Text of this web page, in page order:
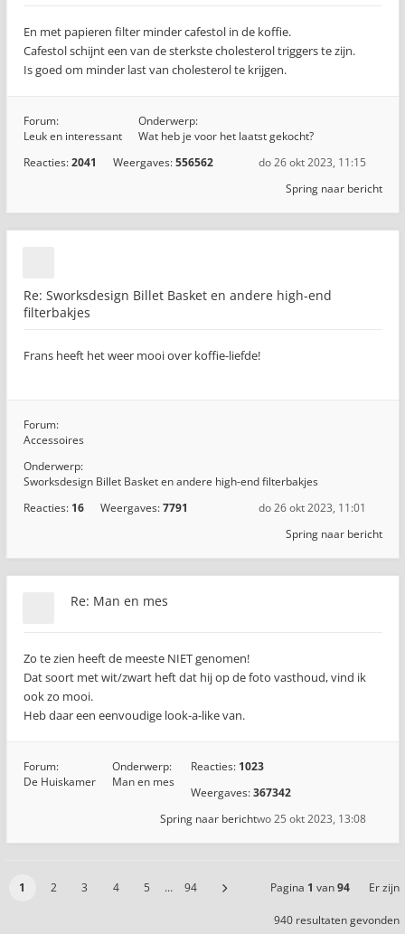
En met papieren filter minder cafestol in de koffie.
Cafestol schijnt een van de sterkste cholesterol triggers te zijn.
Is goed om minder last van cholesterol te krijgen.
Forum:
Leuk en interessant
Onderwerp:
Wat heb je voor het laatst gekocht?
Reacties:2041 Weergaves:556562
do 26 okt 2023, 11:15
Spring naar bericht
Re: Sworksdesign Billet Basket en andere high-end
filterbakjes
Frans heeft het weer mooi over koffie-liefde!
Forum:
Accessoires
Onderwerp:
Sworksdesign Billet Basket en andere high-end filterbakjes
Reacties: 16 Weergaves:7791
do 26 okt 2023, 11:01
Spring naar bericht
Re: Man en mes
Zo te zien heeft de meeste NIET genomen!
Dat soort met wit/zwart heft dat hij op de foto vasthoud, vind ik
ook zo mooi.
Heb daar een eenvoudige look-a-like van.
Forum:
De Huiskamer
Onderwerp:
Man en mes
Reacties: 1023
Weergaves:367342
wo 25 okt 2023, 13:08
Spring naar bericht
1 2 3 4 5 … 94 Pagina 1 van94 Er zijn
940 resultaten gevonden